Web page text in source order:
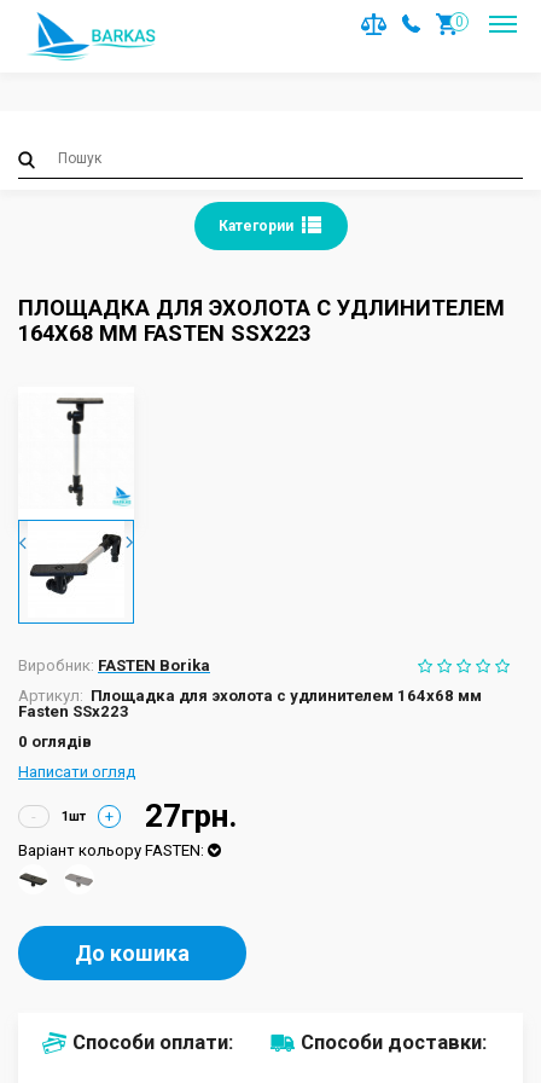
Notice
: Trying to access array offset on value of type null in
/var/www/barkas/data/www/barkas.com.ua/catalog/
on line36
0
Категории
ПЛОЩАДКА ДЛЯ ЭХОЛОТА С УДЛИНИТЕЛЕМ
164X68 ММ FASTEN SSX223
Виробник: FASTEN Borika
Артикул: Площадка для эхолота с удлинителем 164x68 мм
Fasten SSx223
0 оглядів
Написати огляд
- + 27грн.
Варіант кольору FASTEN:
До кошика
Способи оплати: Способи доставки: